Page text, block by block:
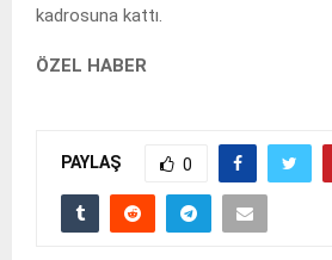
kadrosuna kattı.
ÖZEL HABER
PAYLAŞ 0